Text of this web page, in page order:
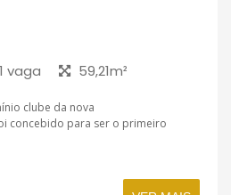
1 vaga 59,21m²
clube da nova
foi concebido para ser o primeiro